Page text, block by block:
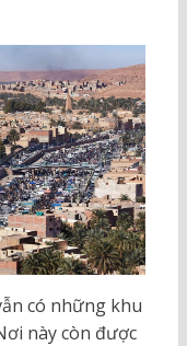
có những khu
này còn được